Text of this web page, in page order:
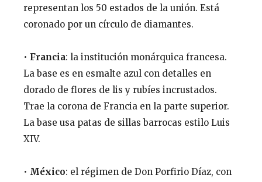
representan los 50 estados de la unión. Está
coronado por un círculo de diamantes.
• Francia: la institución monárquica francesa.
La base es en esmalte azul con detalles en
dorado de flores de lis y rubíes incrustados.
Trae la corona de Francia en la parte superior.
La base usa patas de sillas barrocas estilo Luis
XIV.
• México: el régimen de Don Porfirio Díaz, con